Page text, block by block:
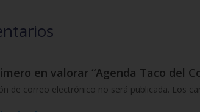
en valorar “Agenda Taco del
de correo electrónico no será publicada. Los